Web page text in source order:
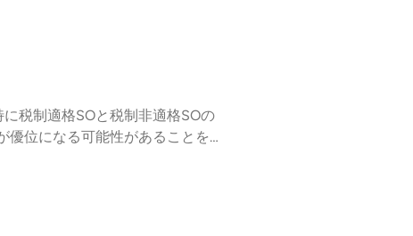
税制適格SOと税制非適格SOの
位になる可能性があることを説
なSOスキームの選択